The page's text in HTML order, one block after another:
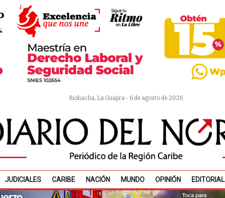
Riohacha, La Guajira - 6 de agosto de 2026
JUDICIALES CARIBE NACIÓN MUNDO OPINIÓN EDITORIAL